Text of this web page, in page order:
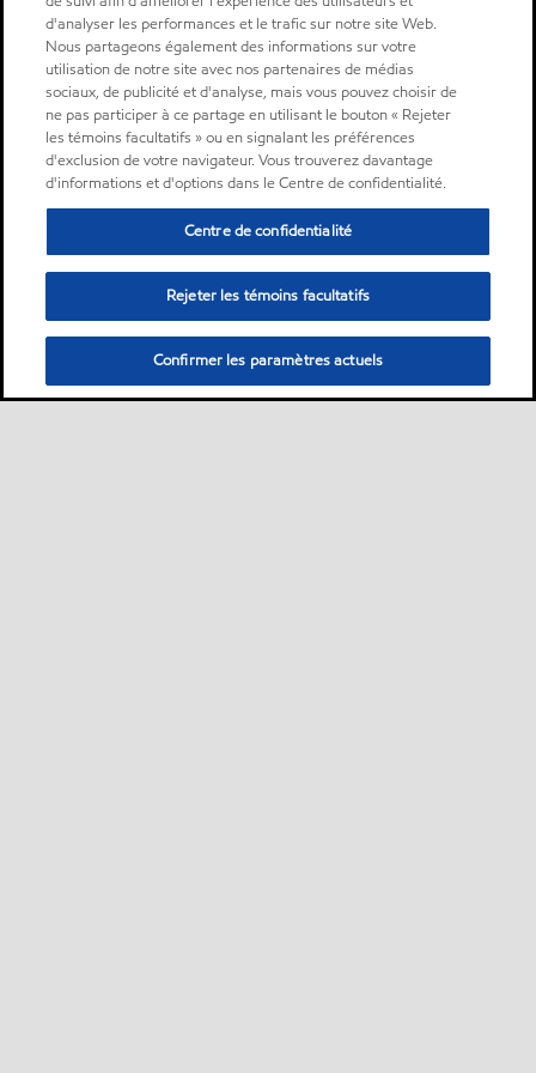
d'analyser les performances et le trafic sur notre site Web.
Nous partageons également des informations sur votre
utilisation de notre site avec nos partenaires de médias
sociaux, de publicité et d'analyse, mais vous pouvez choisir de
ne pas participer à ce partage en utilisant le bouton « Rejeter
les témoins facultatifs » ou en signalant les préférences
d'exclusion de votre navigateur. Vous trouverez davantage
d'informations et d'options dans le Centre de confidentialité.
Centre de confidentialité
Rejeter les témoins facultatifs
Confirmer les paramètres actuels